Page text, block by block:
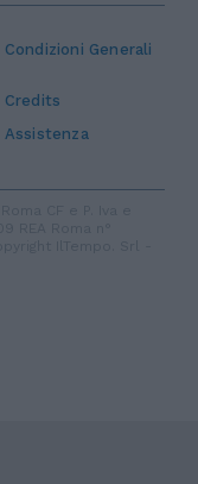
Condizioni Generali
Credits
Assistenza